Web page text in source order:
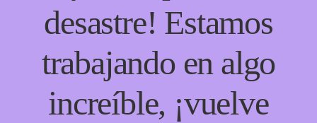
desastre! Estamos
trabajando en algo
increíble, ¡vuelve